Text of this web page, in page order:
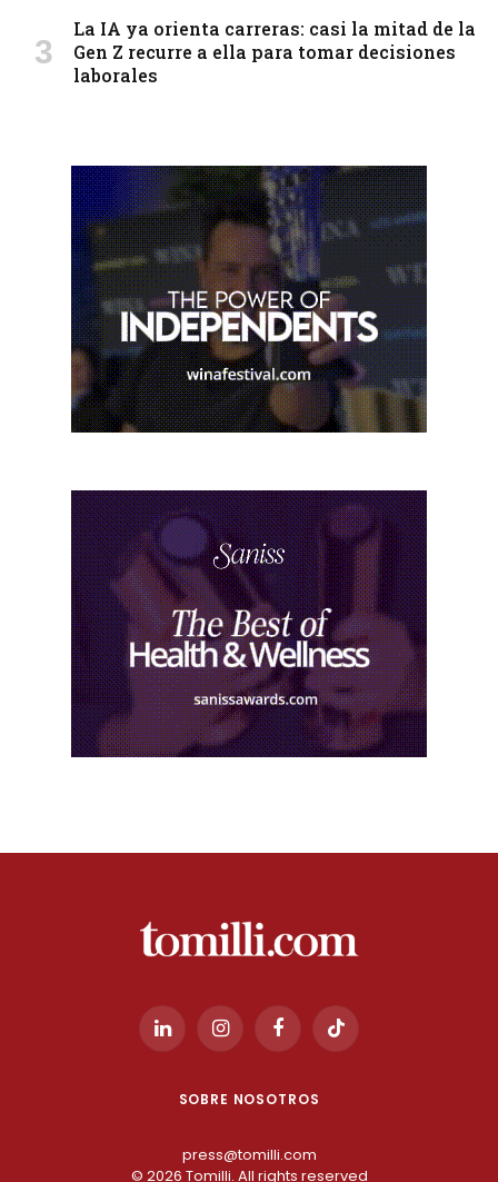
La IA ya orienta carreras: casi la mitad de la
Gen Z recurre a ella para tomar decisiones
laborales
LinkedInInstagramFacebookTikTok
SOBRE NOSOTROS
press@tomilli.com
© 2026 Tomilli. All rights reserved